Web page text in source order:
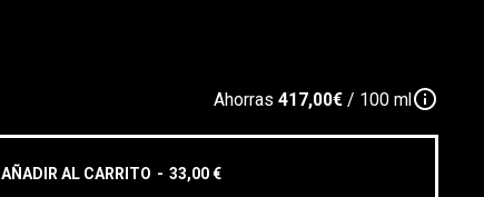
Ahorras 417,00€ / 100 mlinfo_outline
AÑADIR AL CARRITO - 33,00 €